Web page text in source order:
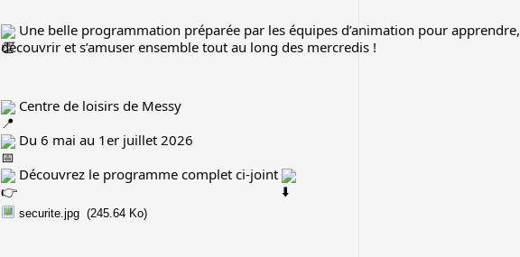
Une belle programmation préparée par les équipes d’animation pour apprendre,
découvrir et s’amuser ensemble tout au long des mercredis !
Centre de loisirs de Messy
Du 6 mai au 1er juillet 2026
Découvrez le programme complet ci-joint
securite.jpg (245.64 Ko)